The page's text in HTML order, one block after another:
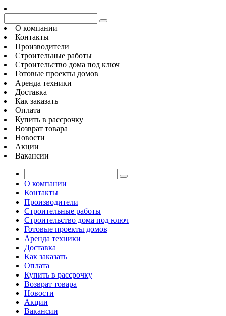
О компании
Контакты
Производители
Строительные работы
Строительство дома под ключ
Готовые проекты домов
Аренда техники
Доставка
Как заказать
Оплата
Купить в рассрочку
Возврат товара
Новости
Акции
Вакансии
О компании
Контакты
Производители
Строительные работы
Строительство дома под ключ
Готовые проекты домов
Аренда техники
Доставка
Как заказать
Оплата
Купить в рассрочку
Возврат товара
Новости
Акции
Вакансии